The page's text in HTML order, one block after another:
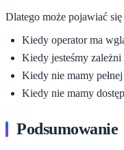
Dlatego może pojawiać
Kiedy operator ma
Kiedy jesteśmy
Kiedy nie mamy
Kiedy nie mamy
Podsumowanie